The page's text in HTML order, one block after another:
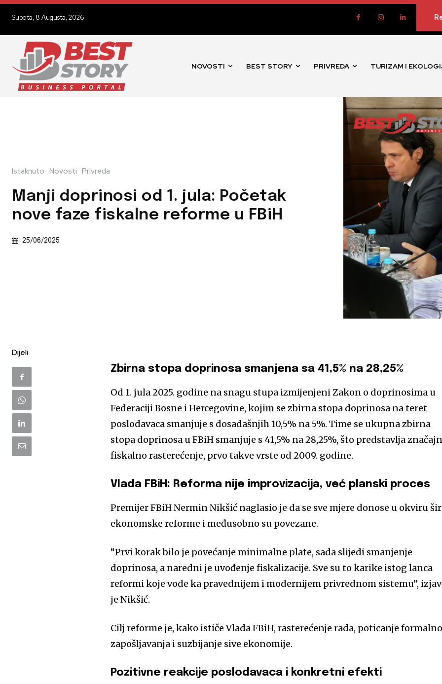
Subota, 8 Augusta, 2026
NOVOSTI BEST STORY PRIVREDA TURIZAM I
Istaknuto Novosti Privreda
Manji doprinosi od 1. jula: Početak
nove faze fiskalne reforme u FBiH
25/06/2025
Dijeli
Zbirna stopa doprinosa smanjena sa 41,5% na 28,25%
Od 1. jula 2025. godine na snagu stupa izmijenjeni Zakon o doprinosima u
Federaciji Bosne i Hercegovine, kojim se zbirna stopa doprinosa na teret
poslodavaca smanjuje s dosadašnjih 10,5% na 5%. Time se ukupna zbirna
stopa doprinosa u FBiH smanjuje s 41,5% na 28,25%, što predstavlja
fiskalno rasterećenje, prvo takve vrste od 2009. godine.
Vlada FBiH: Reforma nije improvizacija, već planski proces
Premijer FBiH Nermin Nikšić naglasio je da se sve mjere donose u okviru
ekonomske reforme i međusobno su povezane.
“Prvi korak bilo je povećanje minimalne plate, sada slijedi smanjenje
doprinosa, a naredni je uvođenje fiskalizacije. Sve su to karike istog lanca
reformi koje vode ka pravednijem i modernijem privrednom sistemu”,
je Nikšić.
Cilj reforme je, kako ističe Vlada FBiH, rasterećenje rada, poticanje
zapošljavanja i suzbijanje sive ekonomije.
Pozitivne reakcije poslodavaca i konkretni efekti